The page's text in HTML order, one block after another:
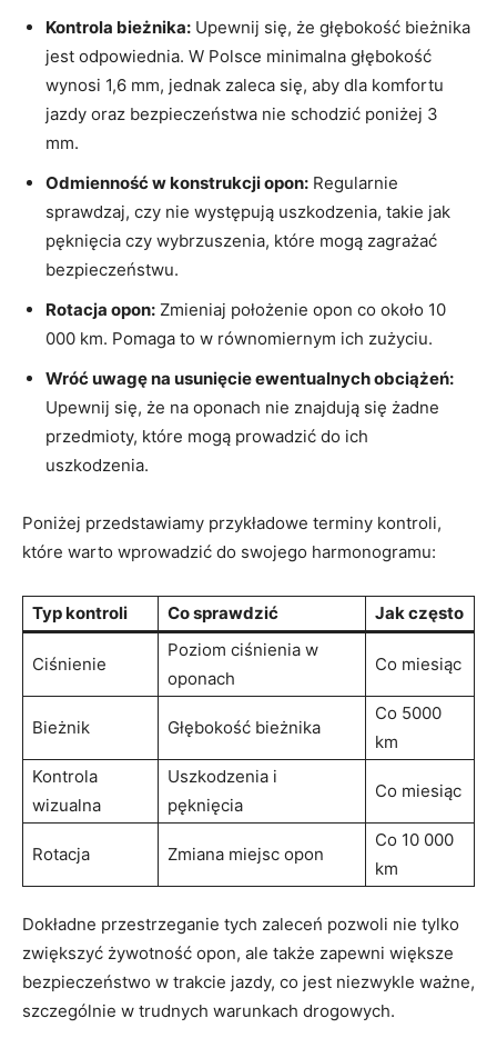
Kontrola bieżnika: Upewnij ‍się, że głębokość⁤ bieżnika
jest odpowiednia. ‌W Polsce minimalna⁢ głębokość
wynosi 1,6 mm, jednak zaleca się, aby dla komfortu
jazdy oraz ⁣bezpieczeństwa‍ nie schodzić poniżej‍ 3
mm.
Odmienność w konstrukcji opon: Regularnie
sprawdzaj, ‌czy nie występują uszkodzenia, takie jak
pęknięcia czy wybrzuszenia, które mogą zagrażać
bezpieczeństwu.
Rotacja opon: Zmieniaj położenie opon co około 10
000 km. Pomaga to‍ w ⁣równomiernym ⁢ich zużyciu.
Wróć uwagę na usunięcie ewentualnych‍ obciążeń:
⁣Upewnij się, że na⁤ oponach nie znajdują się żadne
przedmioty, które mogą⁣ prowadzić do ich
uszkodzenia.
Poniżej​ przedstawiamy przykładowe terminy kontroli,‌
które warto wprowadzić‌ do swojego harmonogramu:
Typ ⁣kontroli Co sprawdzić Jak często
Ciśnienie
Poziom ⁤ciśnienia w
oponach
Co miesiąc
Bieżnik Głębokość bieżnika
Co 5000
km
Kontrola⁣
wizualna
Uszkodzenia i
pęknięcia
Co miesiąc
Rotacja Zmiana miejsc opon
Co​ 10 000
km
Dokładne przestrzeganie tych zaleceń pozwoli nie ⁣tylko​
zwiększyć żywotność opon, ⁣ale także zapewni większe
bezpieczeństwo w trakcie jazdy, co⁢ jest niezwykle ważne,
szczególnie w trudnych⁣ warunkach ‍drogowych.